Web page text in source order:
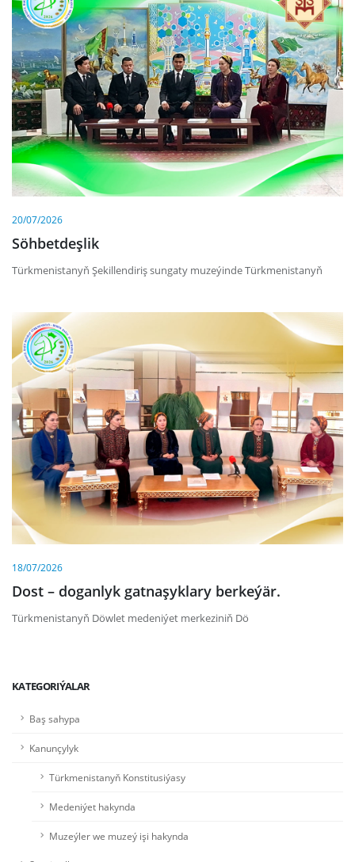
20/07/2026
Söhbetdeşlik
Türkmenistanyň Şekillendiriş sungaty muzeýinde Türkmenistanyň
18/07/2026
Dost – doganlyk gatnaşyklary berkeýär.
Türkmenistanyň Döwlet medeniýet merkeziniň Dö
KATEGORIÝALAR
Baş sahypa
Kanunçylyk
Türkmenistanyň Konstitusiýasy
Medeniýet hakynda
Muzeýler we muzeý işi hakynda